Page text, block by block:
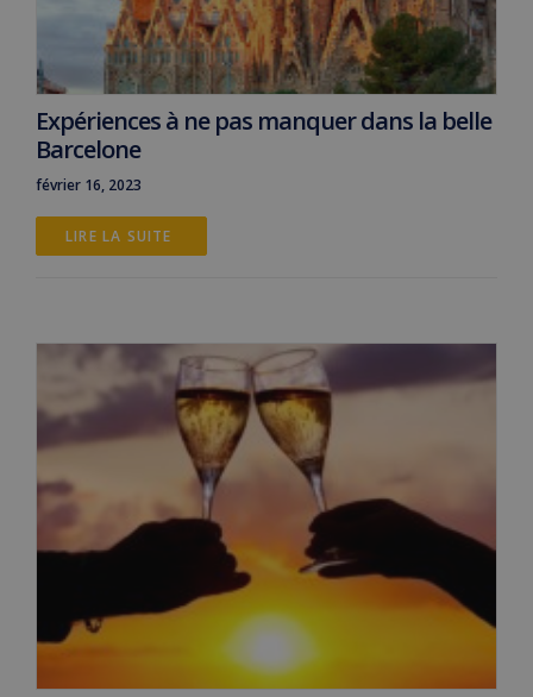
Expériences à ne pas manquer dans la belle
Barcelone
février 16, 2023
LIRE LA SUITE